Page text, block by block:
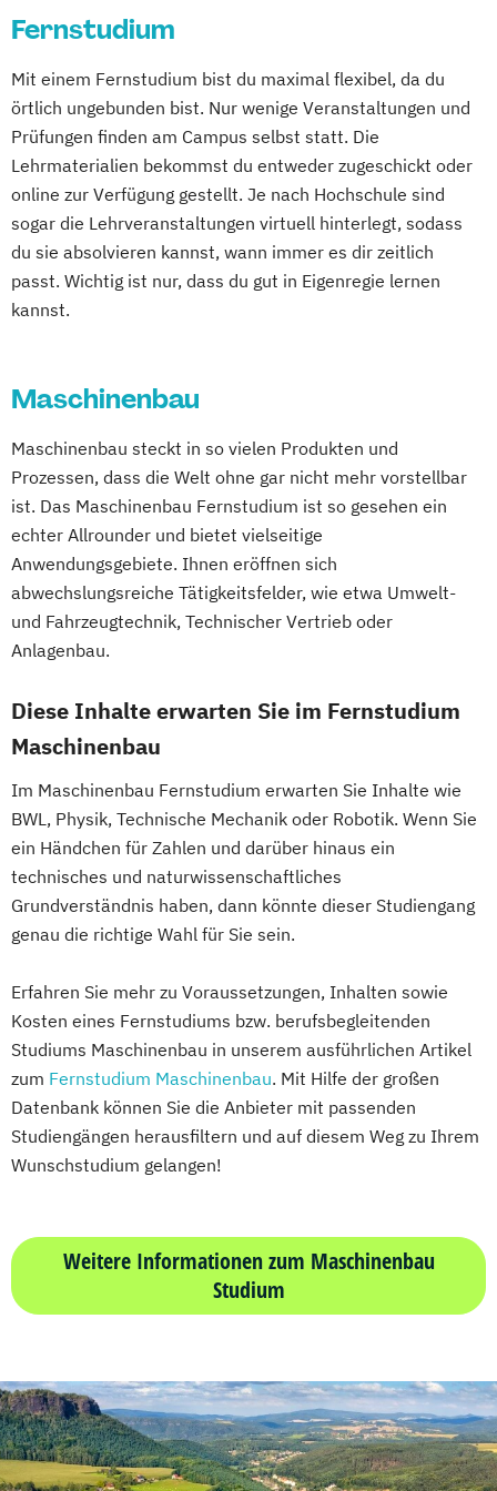
Digitale Transformation kompakt
Einführung in die Elektrotechnik
Einführung in die IT-Sicherheit
Elektrische und hybride Antriebe
Elektro- und Informationstechnik
Elektrotechnik
Energieerzeugung aus Biomasse
Energieingenieurwesen
Energiespeichertechnik
Engineering Management
Game Development
Gestaltung interaktiver Systeme
IT-Sicherheit
Industriedesign
Informatik Ingenieurpsychologie
Innovations- und Technologiemanagement
(M. Sc.)
Profil Anwendung
Kunststofftechnik
Lebensmittelverfahrenstechnik
Maschinenbau
Maschinenbau (M. Eng.) 3 oder 4 Semester
Materials Science
Mathematik für Studierende
wirtschaftswissenschaftlicher Fächer
Mechatronik
Mechatronik (M. Eng.) 3 oder 4 Semester
Mediengestaltung
Medizintechnik (B. Eng.)/(B. Sc.)
Nachhaltiges Design
Nationale und internationale Zertifizierung
und Produktkennzeichnung
Prozesssimulation in der
Verfahrenstechnik
Technische Betriebswirtschaft
Technische Informatik
Wasserstofftechnologien
Weiterbildung IT Sicherheit Management
Gesundheitspsychologie
Kinder- und Jugendpsychologie
Angewandte Psychologie mit Schwerpunkt
Klinische Psychologie und Beratung
Angewandte Psychologie mit Schwerpunkt
Sportpsychologie
Arbeitsrecht Beratung & Coaching
Betriebliches Gesundheitsmanagement
Gesundheitsmanagement
Kommunikation
Betriebswirtschaft und
Personalmanagement
Betriebswirtschaft und Sozialmanagement
Betriebswirtschaft und Sportmanagement
Business Management (EN)
Business and Organizational Development
Design Management
Digital Business Management
Digital Health Management
Digital Marketing
Erwachsenenbildung und Digitalisierung
Executive MBA für Ärztinnen und Ärzte
Finance Accounting
Controlling & Taxation
Gesundheitspsychologie
Gesundheitspsychologie im Online-
Abendstudium
Inklusion und Teilhabe
Innovation und Zukunftsforschung
Integrative Lerntherapie
Kommunikationsdesign
Lebensmittelmanagement und -
technologie
Fernstudium
Mit einem Fernstudium bist du maximal flexibel, da du
örtlich ungebunden bist. Nur wenige Veranstaltungen und
Prüfungen finden am Campus selbst statt. Die
Lehrmaterialien bekommst du entweder zugeschickt oder
online zur Verfügung gestellt. Je nach Hochschule sind
sogar die Lehrveranstaltungen virtuell hinterlegt, sodass
du sie absolvieren kannst, wann immer es dir zeitlich
passt. Wichtig ist nur, dass du gut in Eigenregie lernen
kannst.
Maschinenbau
Maschinenbau steckt in so vielen Produkten und
Prozessen, dass die Welt ohne gar nicht mehr vorstellbar
ist. Das Maschinenbau Fernstudium ist so gesehen ein
echter Allrounder und bietet vielseitige
Anwendungsgebiete. Ihnen eröffnen sich
abwechslungsreiche Tätigkeitsfelder, wie etwa Umwelt-
und Fahrzeugtechnik, Technischer Vertrieb oder
Anlagenbau.
Diese Inhalte erwarten Sie im Fernstudium
Maschinenbau
Im Maschinenbau Fernstudium erwarten Sie Inhalte wie
BWL, Physik, Technische Mechanik oder Robotik. Wenn Sie
ein Händchen für Zahlen und darüber hinaus ein
technisches und naturwissenschaftliches
Grundverständnis haben, dann könnte dieser Studiengang
genau die richtige Wahl für Sie sein.
Erfahren Sie mehr zu Voraussetzungen, Inhalten sowie
Kosten eines Fernstudiums bzw. berufsbegleitenden
Studiums Maschinenbau in unserem ausführlichen Artikel
zum Fernstudium Maschinenbau. Mit Hilfe der großen
Datenbank können Sie die Anbieter mit passenden
Studiengängen herausfiltern und auf diesem Weg zu Ihrem
Wunschstudium gelangen!
Weitere Informationen zum Maschinenbau
Studium